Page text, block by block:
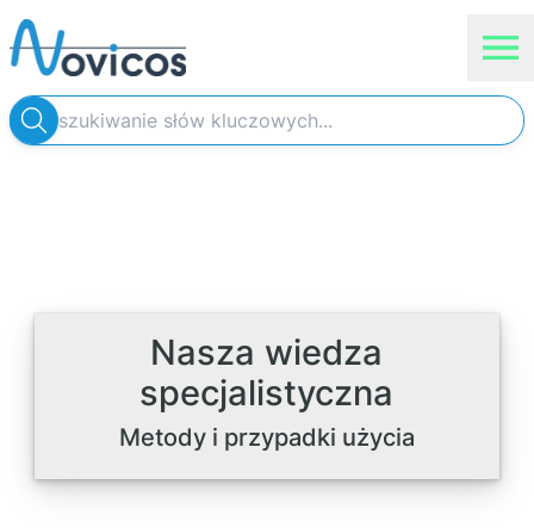
Sklep internetowy
Nasza wiedza
specjalistyczna
Metody i przypadki użycia